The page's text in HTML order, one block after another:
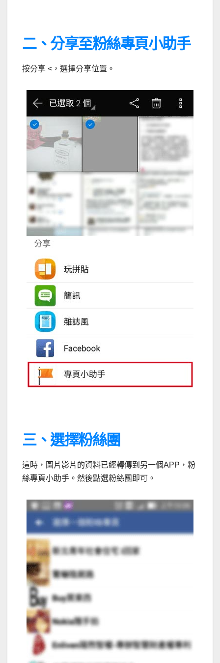
二、分享至粉絲專頁小助手
按分享 <，選擇分享位置。
三、選擇粉絲團
這時，圖片影片的資料已經轉傳到另一個APP，粉
絲專頁小助手。然後點選粉絲團即可。